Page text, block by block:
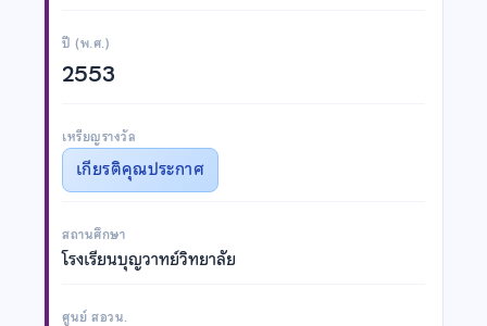
ปี (พ.ศ.)
2553
เหรียญรางวัล
เกียรติคุณประกาศ
สถานศึกษา
โรงเรียนบุญวาทย์วิทยาลัย
ศูนย์ สอวน.